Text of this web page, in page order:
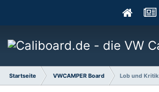
Startseite VWCAMPER Board Lob und Kritik